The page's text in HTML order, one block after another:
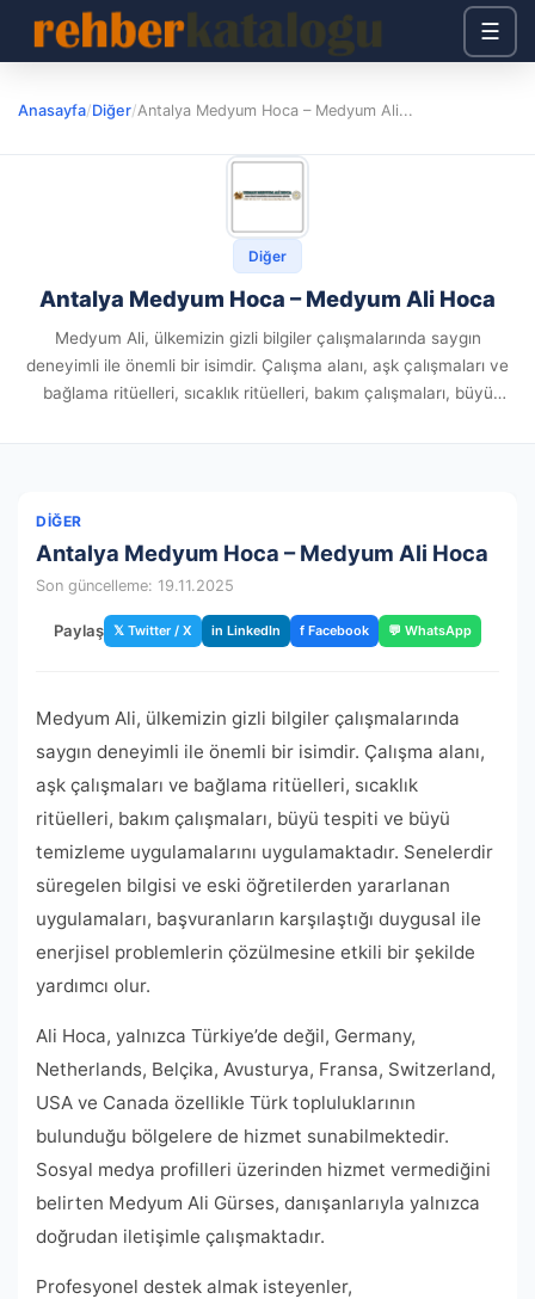
☰
Anasayfa/Diğer/Antalya Medyum Hoca – Medyum Ali...
Diğer
Antalya Medyum Hoca – Medyum Ali Hoca
Medyum Ali, ülkemizin gizli bilgiler çalışmalarında saygın
deneyimli ile önemli bir isimdir. Çalışma alanı, aşk çalışmaları ve
bağlama ritüelleri, sıcaklık ritüelleri, bakım çalışmaları, büyü
DIĞER
Antalya Medyum Hoca – Medyum Ali Hoca
Son güncelleme: 19.11.2025
Paylaş 𝕏 Twitter / X in LinkedIn f Facebook 💬 WhatsApp
Medyum Ali, ülkemizin gizli bilgiler çalışmalarında
saygın deneyimli ile önemli bir isimdir. Çalışma alanı,
aşk çalışmaları ve bağlama ritüelleri, sıcaklık
ritüelleri, bakım çalışmaları, büyü tespiti ve büyü
temizleme uygulamalarını uygulamaktadır. Senelerdir
süregelen bilgisi ve eski öğretilerden yararlanan
uygulamaları, başvuranların karşılaştığı duygusal ile
enerjisel problemlerin çözülmesine etkili bir şekilde
yardımcı olur.
Ali Hoca, yalnızca Türkiye’de değil, Germany,
Netherlands, Belçika, Avusturya, Fransa, Switzerland,
USA ve Canada özellikle Türk topluluklarının
bulunduğu bölgelere de hizmet sunabilmektedir.
Sosyal medya profilleri üzerinden hizmet vermediğini
belirten Medyum Ali Gürses, danışanlarıyla yalnızca
doğrudan iletişimle çalışmaktadır.
Profesyonel destek almak isteyenler,